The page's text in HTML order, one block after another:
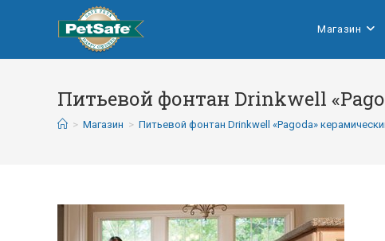
Магазин
Питьевой фонтан Drinkwell
> Магазин > Питьевой фонтан Drinkwell «Pagoda»